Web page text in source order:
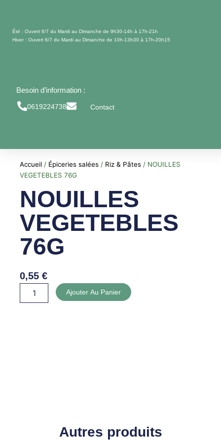
contenuÉté : Ouvert 6/7 du Mardi au Dimanche de 9h30-14h à 17h-21h
Hiver : Ouvert 6/7 du Mardi au Dimanche de 10h-13h30 à 17h-20h15
Besoin d’information :
0619224738 Contact
Accueil / Épiceries salées / Riz & Pâtes / NOUILLES
VEGETEBLES 76G
NOUILLES
VEGETEBLES
76G
0,55€
Ajouter Au Panier
Autres produits